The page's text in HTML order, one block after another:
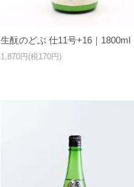
生酛のどぶ 仕11号+16｜1800ml
1,870円(税170円)